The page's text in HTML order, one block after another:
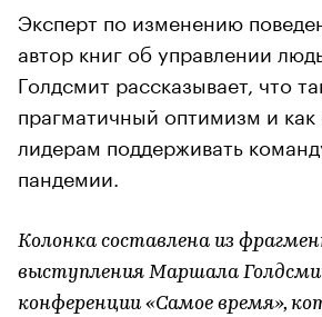
Эксперт по изменению
автор книг об управлении
Голдсмит рассказывает, что
прагматичный оптимизм и
лидерам поддерживать
пандемии.
Колонка составлена из
выступления Маршала
конференции «Самое время»,